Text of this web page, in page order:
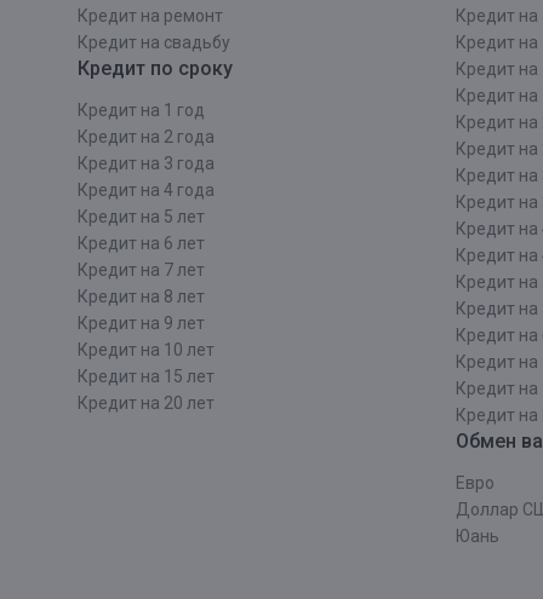
Кредит на ремонт
Кредит на свадьбу
Кредит по сроку
Кредит на 1 год
Кредит на 2 года
Кредит на 3 года
Кредит на 4 года
Кредит на 5 лет
Кредит на 6 лет
Кредит на 7 лет
Кредит на 8 лет
Кредит на 9 лет
Кредит на 10 лет
Кредит на 15 лет
Кредит на 20 лет
Кредит на
Кредит на
Кредит на
Кредит на
Кредит на
Кредит на
Кредит на
Кредит на
Кредит на
Кредит на
Кредит на
Кредит на
Кредит на
Кредит на
Кредит на
Кредит на
Обмен
Евро
Доллар
Юань